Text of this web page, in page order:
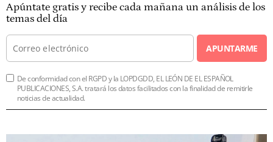
Apúntate gratis y recibe cada mañana un análisis de los
temas del día
APUNTARME
De conformidad con el RGPD y la LOPDGDD, EL LEÓN DE EL ESPAÑOL
PUBLICACIONES, S.A. tratará los datos facilitados con la finalidad de remitirle
noticias de actualidad.